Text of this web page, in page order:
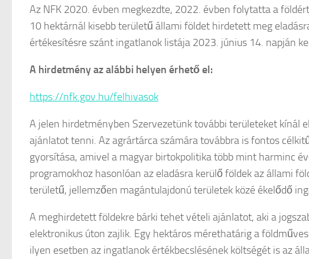
Az NFK 2020. évben megkezdte, 2022. évben folytatta a
10 hektárnál kisebb területű állami földet hirdetett meg
értékesítésre szánt ingatlanok listája 2023. június 14. napján
A hirdetmény az alábbi helyen érhető el:
https://nfk.gov.hu/felhivasok
A jelen hirdetményben Szervezetünk további területeket kínál
ajánlatot tenni. Az agrártárca számára továbbra is fontos
gyorsítása, amivel a magyar birtokpolitika több mint harminc
programokhoz hasonlóan az eladásra kerülő földek az állami
területű, jellemzően magántulajdonú területek közé ékelődő
A meghirdetett földekre bárki tehet vételi ajánlatot, aki a
elektronikus úton zajlik. Egy hektáros mérethatárig a
ilyen esetben az ingatlanok értékbecslésének költségét is az